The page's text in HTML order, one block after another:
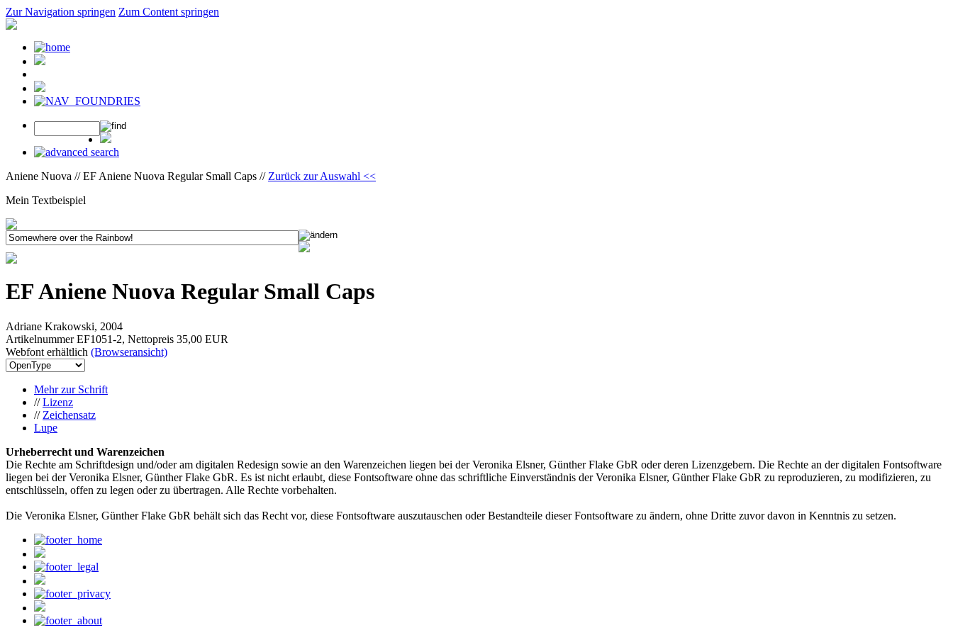
Zur Navigation springen Zum Content springen
Aniene Nuova // EF Aniene Nuova Regular Small Caps // Zurück zur Auswahl <<
Mein Textbeispiel
EF Aniene Nuova Regular Small Caps
Adriane Krakowski, 2004
Artikelnummer EF1051-2, Nettopreis 35,00 EUR
Webfont erhältlich (Browseransicht)
Mehr zur Schrift
//Lizenz
// Zeichensatz
Lupe
Urheberrecht und Warenzeichen
Die Rechte am Schriftdesign und/oder am digitalen Redesign sowie an den Warenzeichen liegen bei der Veronika Elsner, Günther Flake GbR oder deren Lizenzgebern. Die Rechte an der digitalen Fontsoftware
liegen bei der Veronika Elsner, Günther Flake GbR. Es ist nicht erlaubt, diese Fontsoftware ohne das schriftliche Einverständnis der Veronika Elsner, Günther Flake GbR zu reproduzieren, zu modifizieren, zu
entschlüsseln, offen zu legen oder zu übertragen. Alle Rechte vorbehalten.
Die Veronika Elsner, Günther Flake GbR behält sich das Recht vor, diese Fontsoftware auszutauschen oder Bestandteile dieser Fontsoftware zu ändern, ohne Dritte zuvor davon in Kenntnis zu setzen.